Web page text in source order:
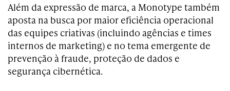
Além da expressão de marca, a Monotype também
aposta na busca por maior eficiência operacional
das equipes criativas (incluindo agências e times
internos de marketing) e no tema emergente de
prevenção à fraude, proteção de dados e
segurança cibernética.